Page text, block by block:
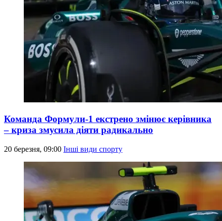
Команда Формули-1 екстрено змінює керівника
– криза змусила діяти радикально
20 березня, 09:00 Інші види спорту